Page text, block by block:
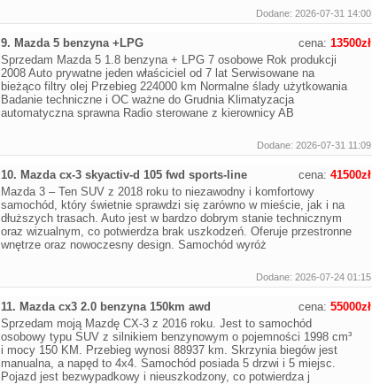
Dodane: 2026-07-31 14:00
9. Mazda 5 benzyna +LPG
Sprzedam Mazda 5 1.8 benzyna + LPG 7 osobowe Rok produkcji
2008 Auto prywatne jeden właściciel od 7 lat Serwisowane na
bieżąco filtry olej Przebieg 224000 km Normalne ślady użytkowania
Badanie techniczne i OC ważne do Grudnia Klimatyzacja
automatyczna sprawna Radio sterowane z kierownicy AB
cena: 13500zł
Dodane: 2026-07-31 11:09
10. Mazda cx-3 skyactiv-d 105 fwd sports-line
Mazda 3 – Ten SUV z 2018 roku to niezawodny i komfortowy
samochód, który świetnie sprawdzi się zarówno w mieście, jak i na
dłuższych trasach. Auto jest w bardzo dobrym stanie technicznym
oraz wizualnym, co potwierdza brak uszkodzeń. Oferuje przestronne
wnętrze oraz nowoczesny design. Samochód wyróż
cena: 41500zł
Dodane: 2026-07-24 01:15
11. Mazda cx3 2.0 benzyna 150km awd
Sprzedam moją Mazdę CX-3 z 2016 roku. Jest to samochód
osobowy typu SUV z silnikiem benzynowym o pojemności 1998 cm³
i mocy 150 KM. Przebieg wynosi 88937 km. Skrzynia biegów jest
manualna, a napęd to 4x4. Samochód posiada 5 drzwi i 5 miejsc.
Pojazd jest bezwypadkowy i nieuszkodzony, co potwierdza j
cena: 55000zł